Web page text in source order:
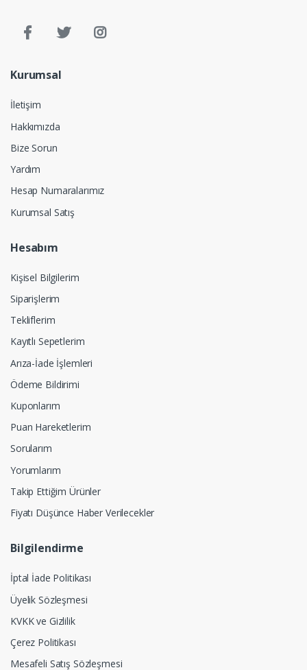
Kurumsal
İletişim
Hakkımızda
Bize Sorun
Yardım
Hesap Numaralarımız
Kurumsal Satış
Hesabım
Kişisel Bilgilerim
Siparişlerim
Tekliflerim
Kayıtlı Sepetlerim
Arıza-İade İşlemleri
Ödeme Bildirimi
Kuponlarım
Puan Hareketlerim
Sorularım
Yorumlarım
Takip Ettiğim Ürünler
Fiyatı Düşünce Haber Verilecekler
Bilgilendirme
İptal İade Politikası
Üyelik Sözleşmesi
KVKK ve Gizlilik
Çerez Politikası
Mesafeli Satış Sözleşmesi